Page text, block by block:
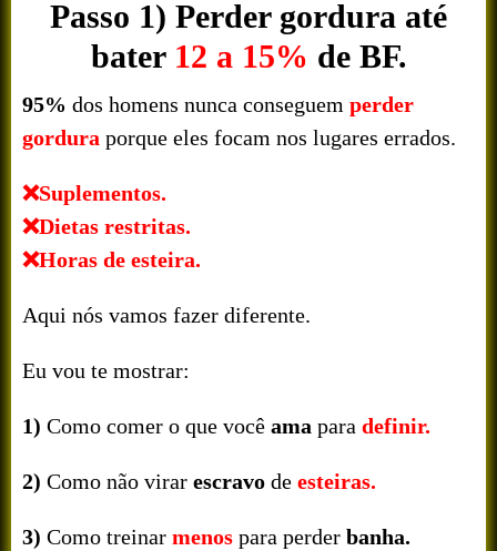
Passo 1) Perder gordura até
bater12 a 15% de BF.
95% dos homens nunca conseguem perder
gordura porque eles focam nos lugares errados.
❌Suplementos.
❌Dietas restritas.
❌Horas de esteira.
Aqui nós vamos fazer diferente.
Eu vou te mostrar:
1) Como comer o que você ama para definir.
2) Como não virar escravo de esteiras.
3) Como treinar menos para perder banha.